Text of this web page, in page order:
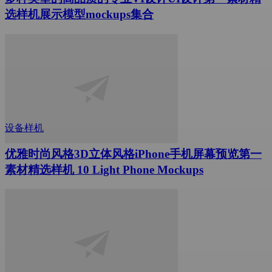
选样机展示模型mockups集合
设备样机
优雅时尚风格3D立体风格iPhone手机屏幕预览第一
素材精选样机 10 Light Phone Mockups